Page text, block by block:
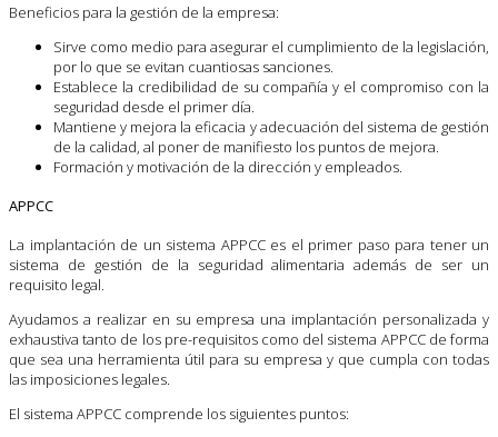
Beneficios para la gestión de la empresa:
Sirve como medio para asegurar el cumplimiento de la legislación,
por lo que se evitan cuantiosas sanciones.
Establece la credibilidad de su compañía y el compromiso con la
seguridad desde el primer día.
Mantiene y mejora la eficacia y adecuación del sistema de gestión
de la calidad, al poner de manifiesto los puntos de mejora.
Formación y motivación de la dirección y empleados.
APPCC
La implantación de un sistema APPCC es el primer paso para tener un
sistema de gestión de la seguridad alimentaria además de ser un
requisito legal.
Ayudamos a realizar en su empresa una implantación personalizada y
exhaustiva tanto de los pre-requisitos como del sistema APPCC de forma
que sea una herramienta útil para su empresa y que cumpla con todas
las imposiciones legales.
El sistema APPCC comprende los siguientes puntos: